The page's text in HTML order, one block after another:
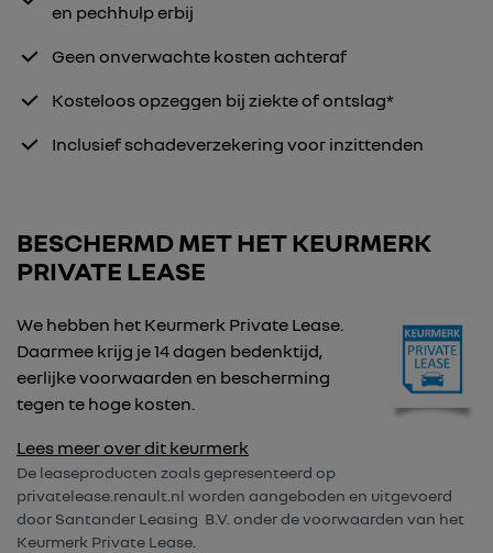
en pechhulp erbij
Geen onverwachte kosten achteraf
Kosteloos opzeggen bij ziekte of ontslag*
Inclusief schadeverzekering voor inzittenden
BESCHERMD MET HET KEURMERK
PRIVATE LEASE
We hebben het Keurmerk Private Lease.
Daarmee krijg je 14 dagen bedenktijd,
eerlijke voorwaarden en bescherming
tegen te hoge kosten.
Lees meer over dit keurmerk
De leaseproducten zoals gepresenteerd op
privatelease.renault.nl worden aangeboden en uitgevoerd
door Santander Leasing B.V. onder de voorwaarden van het
Keurmerk Private Lease.